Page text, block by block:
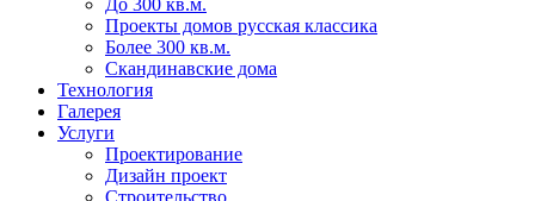
До 300 кв.м.
Проекты домов русская классика
Более 300 кв.м.
Скандинавские дома
Технология
Галерея
Услуги
Проектирование
Дизайн проект
Строительство